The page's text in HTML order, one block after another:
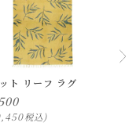
ますので、織りに隙
ご了承下さいませ。
ございます。
ト リーフ ラグ
税込